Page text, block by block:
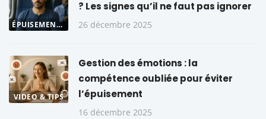
ÉPUISEMENT PSYCHOLOGIQUE
? Les signes qu’il ne faut pas ignorer
26 décembre 2025
VIDEO & TIPS
Gestion des émotions : la
compétence oubliée pour éviter
l’épuisement
16 décembre 2025